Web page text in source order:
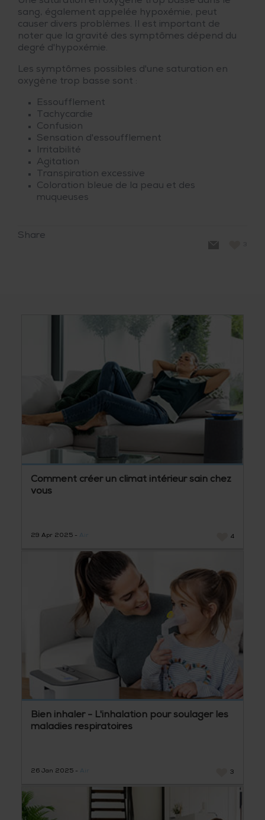
sang, également appelée hypoxémie, peut
causer divers problèmes. Il est important de
noter que la gravité des symptômes dépend du
degré d'hypoxémie.
Les symptômes possibles d'une saturation en
oxygène trop basse sont :
Essoufflement
Tachycardie
Confusion
Sensation d'essoufflement
Irritabilité
Agitation
Transpiration excessive
Coloration bleue de la peau et des
muqueuses
Share
Comment créer un climat intérieur sain chez
vous
29 Apr 2025 - Air 4
Bien inhaler - L'inhalation pour soulager les
maladies respiratoires
26 Jan 2025 - Air 3